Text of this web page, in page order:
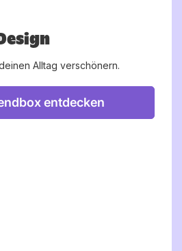
Alltag verschönern.
entdecken